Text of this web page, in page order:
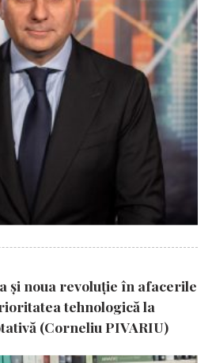
și noua revoluție în afacerile
tehnologică la
(Corneliu PIVARIU)